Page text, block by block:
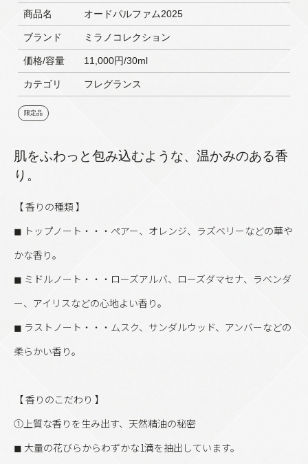
商品名 オードパルファム2025
ブランド ミラノコレクション
価格/容量 11,000円/30ml
カテゴリ フレグランス
限定品
肌をふわっと包み込むような、温かみのある香
り。
【 香りの種類 】
◼︎ トップノート・・・ペアー、オレンジ、ラズベリーなどの華や
かな香り。
◼︎ ミドルノート・・・ローズアルバ、ローズダマセナ、ラベンダ
ー、アイリスなどの心地よい香り。
◼︎ ラストノート・・・ムスク、サンダルウッド、アンバーなどの
柔らかい香り。
【 香りのこだわり 】
①上質な香りを生み出す、天然精油の秘密
◼︎ 大量の花びらからわずかな1滴を抽出しています。